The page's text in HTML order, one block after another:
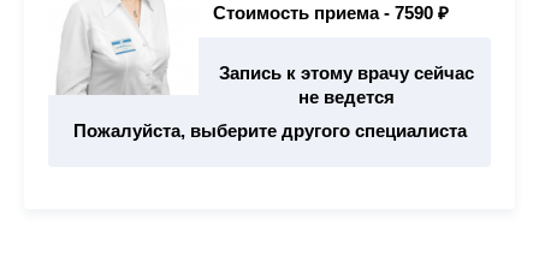
Стоимость приема - 7590 ₽
Запись к этому врачу сейчас
не ведется
Пожалуйста, выберите другого специалиста